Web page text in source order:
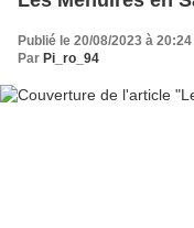
Publié le 20/08/2023 à 20:24
Par Pi_ro_94